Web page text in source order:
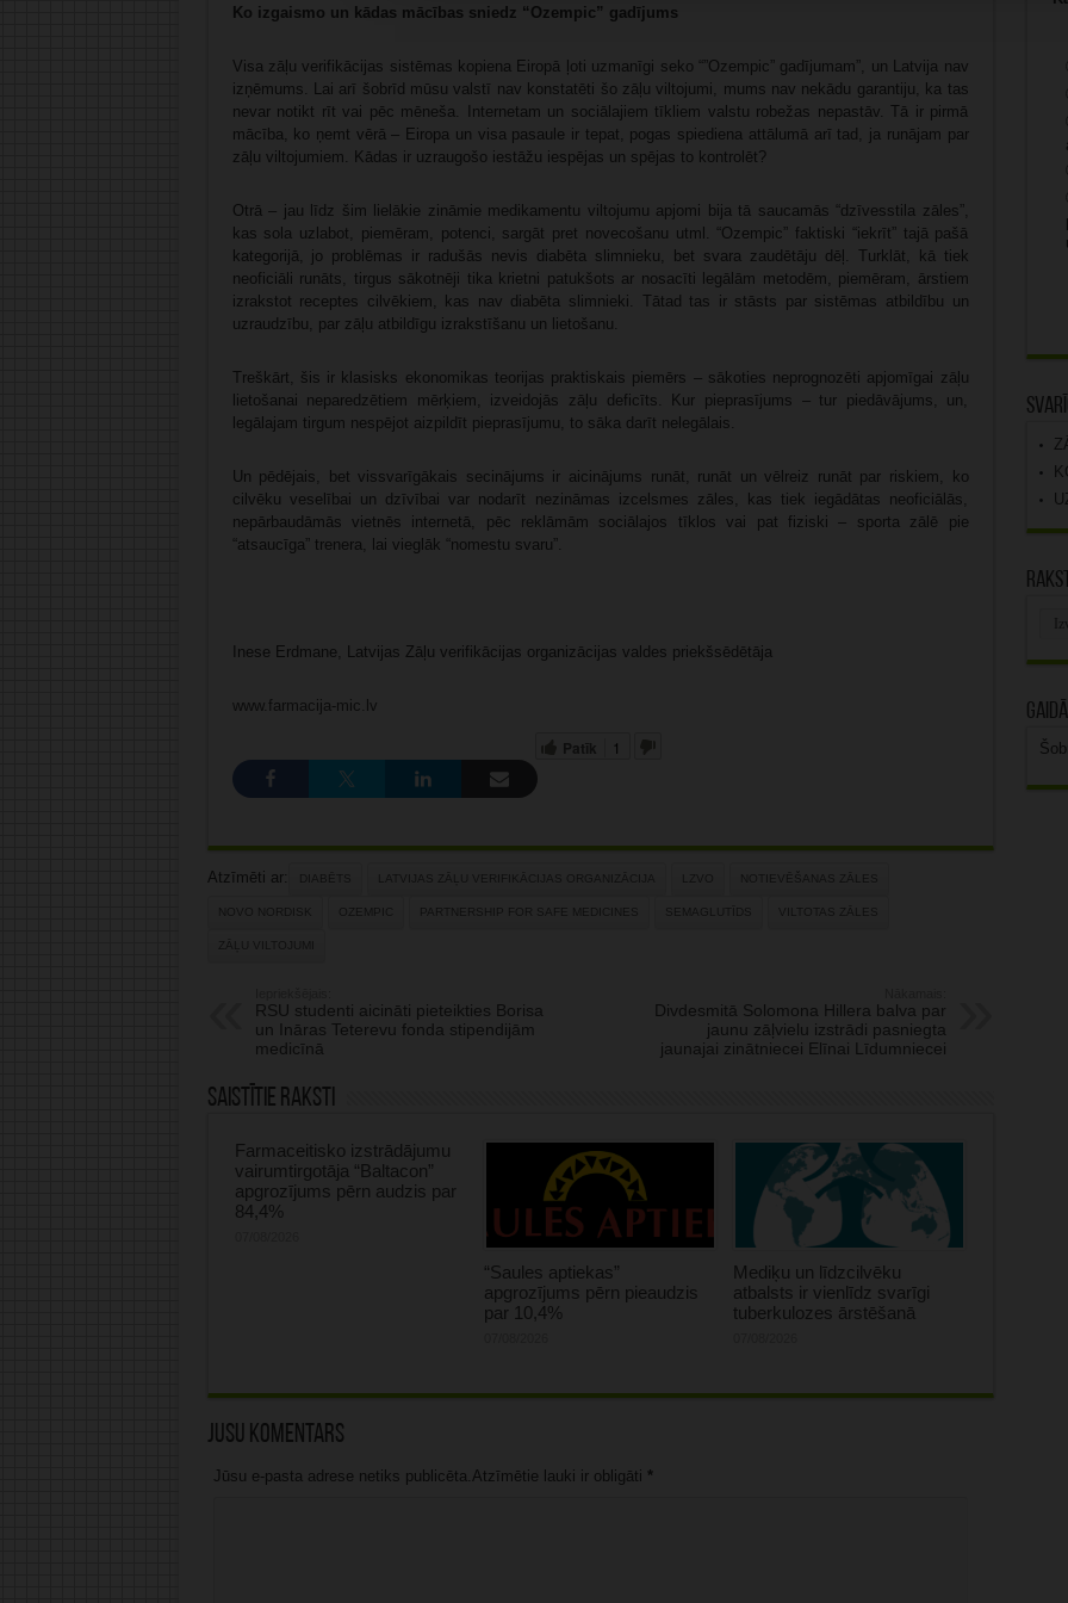
Ko izgaismo un kādas mācības sniedz “Ozempic” gadījums
Visa zāļu verifikācijas sistēmas kopiena Eiropā ļoti uzmanīgi seko “”Ozempic” gadījumam”, un Latvija nav
izņēmums. Lai arī šobrīd mūsu valstī nav konstatēti šo zāļu viltojumi, mums nav nekādu garantiju, ka tas
nevar notikt rīt vai pēc mēneša. Internetam un sociālajiem tīkliem valstu robežas nepastāv. Tā ir pirmā
mācība, ko ņemt vērā – Eiropa un visa pasaule ir tepat, pogas spiediena attālumā arī tad, ja runājam par
zāļu viltojumiem. Kādas ir uzraugošo iestāžu iespējas un spējas to kontrolēt?
Otrā – jau līdz šim lielākie zināmie medikamentu viltojumu apjomi bija tā saucamās “dzīvesstila zāles”,
kas sola uzlabot, piemēram, potenci, sargāt pret novecošanu utml. “Ozempic” faktiski “iekrīt” tajā pašā
kategorijā, jo problēmas ir radušās nevis diabēta slimnieku, bet svara zaudētāju dēļ. Turklāt, kā tiek
neoficiāli runāts, tirgus sākotnēji tika krietni patukšots ar nosacīti legālām metodēm, piemēram, ārstiem
izrakstot receptes cilvēkiem, kas nav diabēta slimnieki. Tātad tas ir stāsts par sistēmas atbildību un
uzraudzību, par zāļu atbildīgu izrakstīšanu un lietošanu.
Treškārt, šis ir klasisks ekonomikas teorijas praktiskais piemērs – sākoties neprognozēti apjomīgai zāļu
lietošanai neparedzētiem mērķiem, izveidojās zāļu deficīts. Kur pieprasījums – tur piedāvājums, un,
legālajam tirgum nespējot aizpildīt pieprasījumu, to sāka darīt nelegālais.
Un pēdējais, bet vissvarīgākais secinājums ir aicinājums runāt, runāt un vēlreiz runāt par riskiem, ko
cilvēku veselībai un dzīvībai var nodarīt nezināmas izcelsmes zāles, kas tiek iegādātas neoficiālās,
nepārbaudāmās vietnēs internetā, pēc reklāmām sociālajos tīklos vai pat fiziski – sporta zālē pie
“atsaucīga” trenera, lai vieglāk “nomestu svaru”.
Inese Erdmane, Latvijas Zāļu verifikācijas organizācijas valdes priekšsēdētāja
www.farmacija-mic.lv
Patīk 1
Atzīmēti ar: DIABĒTS LATVIJAS ZĀĻU VERIFIKĀCIJAS ORGANIZĀCIJA LZVO NOTIEVĒŠANAS ZĀLES
NOVO NORDISK PARTNERSHIP FOR SAFE MEDICINES SEMAGLUTĪDS VILTOTAS ZĀLES
ZĀĻU VILTOJUMI
RSU studenti aicināti pieteikties Borisa
un Ināras Teterevu fonda stipendijām
medicīnā
Divdesmitā Solomona Hillera balva par
jaunu zāļvielu izstrādi pasniegta
jaunajai zinātniecei Elīnai Līdumniecei
Saistītie raksti
Farmaceitisko izstrādājumu
vairumtirgotāja “Baltacon”
apgrozījums pērn audzis par
84,4%
“Saules aptiekas”
apgrozījums pērn pieaudzis
par 10,4%
Mediķu un līdzcilvēku
atbalsts ir vienlīdz svarīgi
tuberkulozes ārstēšanā
Jūsu komentārs
Jūsu e-pasta adrese netiks publicēta.Atzīmētie lauki ir obligāti *